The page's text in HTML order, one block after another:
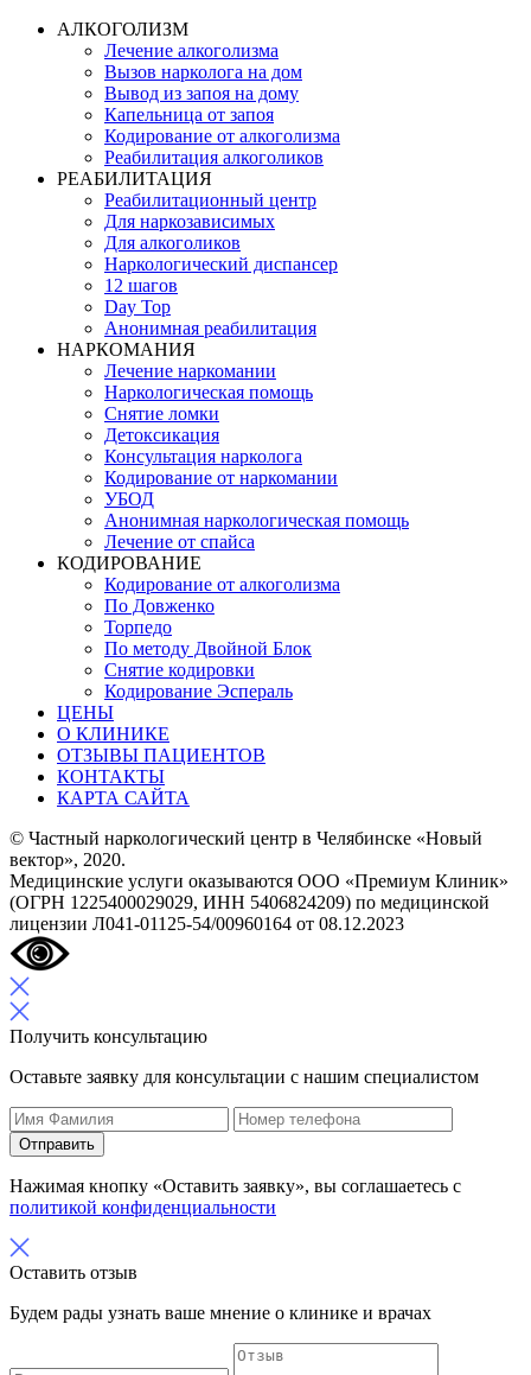
АЛКОГОЛИЗМ
Лечение алкоголизма
Вызов нарколога на дом
Вывод из запоя на дому
Капельница от запоя
Кодирование от алкоголизма
Реабилитация алкоголиков
РЕАБИЛИТАЦИЯ
Реабилитационный центр
Для наркозависимых
Для алкоголиков
Наркологический диспансер
12 шагов
Day Top
Анонимная реабилитация
НАРКОМАНИЯ
Лечение наркомании
Наркологическая помощь
Снятие ломки
Детоксикация
Консультация нарколога
Кодирование от наркомании
УБОД
Анонимная наркологическая помощь
Лечение от спайса
КОДИРОВАНИЕ
Кодирование от алкоголизма
По Довженко
Торпедо
По методу Двойной Блок
Снятие кодировки
Кодирование Эспераль
ЦЕНЫ
О КЛИНИКЕ
ОТЗЫВЫ ПАЦИЕНТОВ
КОНТАКТЫ
КАРТА САЙТА
© Частный наркологический центр в Челябинске «Новый
вектор», 2020.
Медицинские услуги оказываются ООО «Премиум Клиник»
(ОГРН 1225400029029, ИНН 5406824209) по медицинской
лицензии Л041-01125-54/00960164 от 08.12.2023
Получить консультацию
Оставьте заявку для консультации с нашим специалистом
Отправить
Нажимая кнопку «Оставить заявку», вы соглашаетесь с
политикой конфиденциальности
Оставить отзыв
Будем рады узнать ваше мнение о клинике и врачах